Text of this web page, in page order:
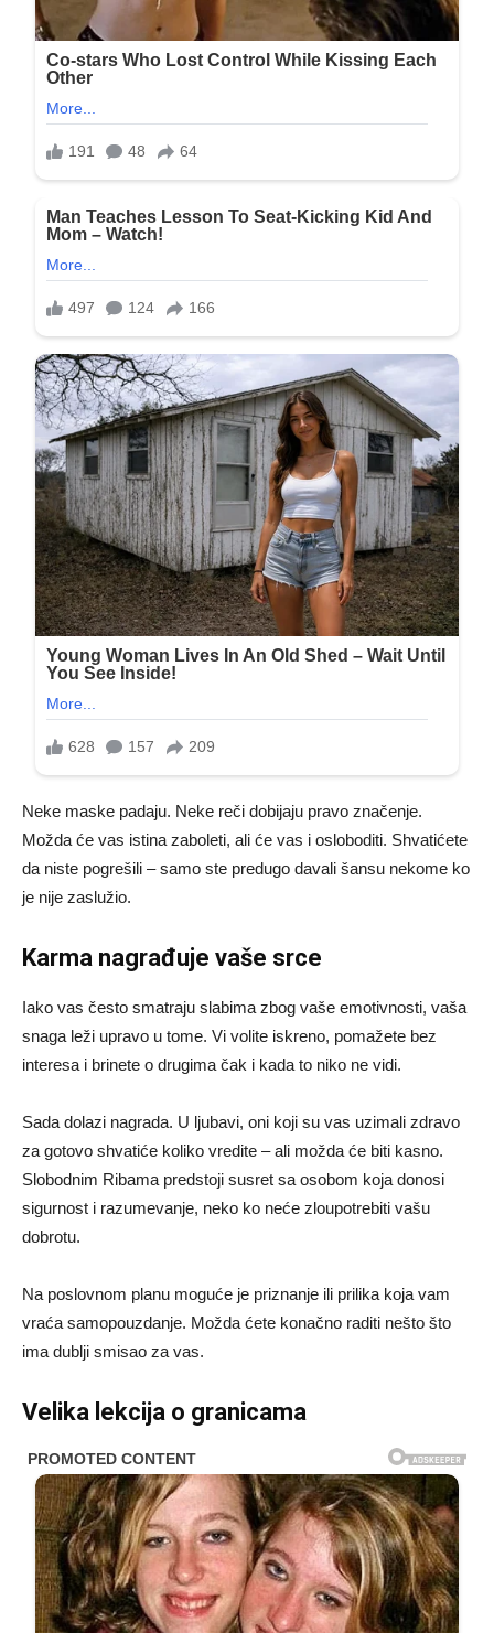
Neke maske padaju. Neke reči dobijaju pravo značenje.
Možda će vas istina zaboleti, ali će vas i osloboditi. Shvatićete
da niste pogrešili – samo ste predugo davali šansu nekome ko
je nije zaslužio.
Karma nagrađuje vaše srce
Iako vas često smatraju slabima zbog vaše emotivnosti, vaša
snaga leži upravo u tome. Vi volite iskreno, pomažete bez
interesa i brinete o drugima čak i kada to niko ne vidi.
Sada dolazi nagrada. U ljubavi, oni koji su vas uzimali zdravo
za gotovo shvatiće koliko vredite – ali možda će biti kasno.
Slobodnim Ribama predstoji susret sa osobom koja donosi
sigurnost i razumevanje, neko ko neće zloupotrebiti vašu
dobrotu.
Na poslovnom planu moguće je priznanje ili prilika koja vam
vraća samopouzdanje. Možda ćete konačno raditi nešto što
ima dublji smisao za vas.
Velika lekcija o granicama